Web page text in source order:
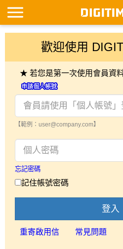
歡迎使用
★ 若您是第一次使用會員資
【範例：user@company.com】
忘記密碼
記住帳號密碼
登入
重寄啟用信 常見問題